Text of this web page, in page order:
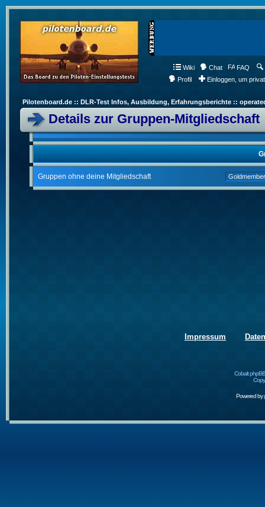
Wiki Chat FAQ
Profil
Einloggen, um
Pilotenboard.de :: DLR-Test Infos, Ausbildung, Erfahrungsberichte ::
Details zur Gruppen-Mitgliedschaft
Gruppen ohne deine Mitgliedschaft
Impressum
Cobalt
Powered by